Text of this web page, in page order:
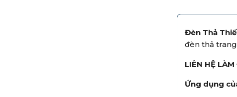
Đèn Thả
đèn thả
LIÊN HỆ
Ứng dụng